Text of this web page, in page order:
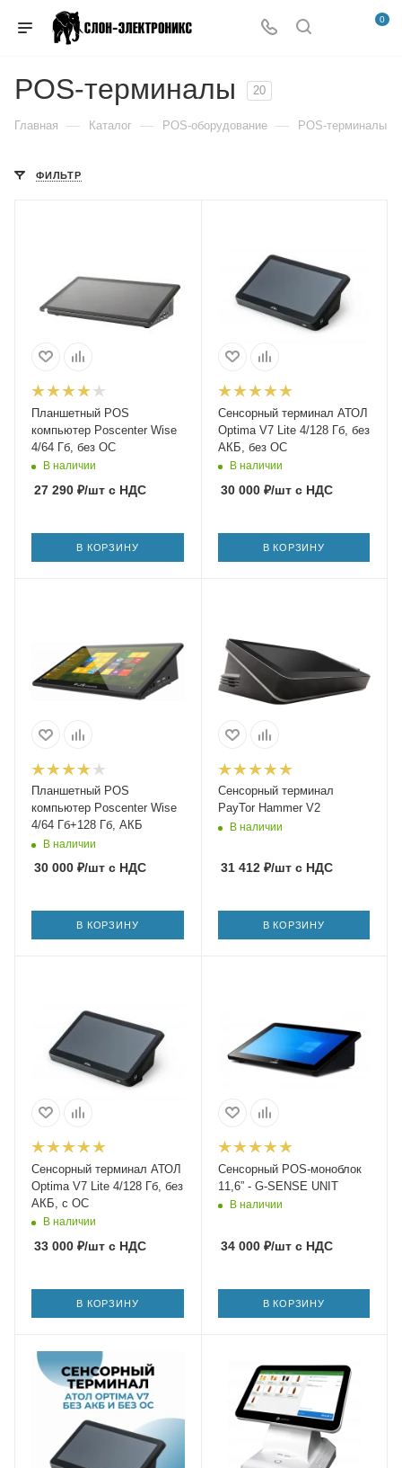
0
POS-терминалы 20
Главная — Каталог — POS-оборудование — POS-терминалы
ФИЛЬТР
Планшетный POS
компьютер Poscenter Wise
4/64 Гб, без ОС
В наличии
27 290 ₽/шт с НДС
В КОРЗИНУ
Сенсорный терминал АТОЛ
Optima V7 Lite 4/128 Гб, без
АКБ, без ОС
В наличии
30 000₽/штс НДС
В КОРЗИНУ
Планшетный POS
компьютер Poscenter Wise
4/64 Гб+128 Гб, АКБ
В наличии
30 000 ₽/шт с НДС
В КОРЗИНУ
Сенсорный терминал
PayTor Hammer V2
В наличии
31 412₽/штс НДС
В КОРЗИНУ
Сенсорный терминал АТОЛ
Optima V7 Lite 4/128 Гб, без
АКБ, c ОС
В наличии
33 000 ₽/шт с НДС
В КОРЗИНУ
Сенсорный POS-моноблок
11,6” - G-SENSE UNIT
В наличии
34 000₽/штс НДС
В КОРЗИНУ